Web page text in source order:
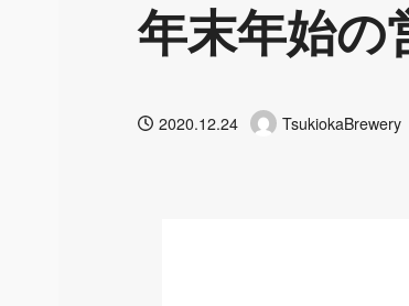
年末年始の
投稿日2020.12.24 著
TsukiokaBrewery